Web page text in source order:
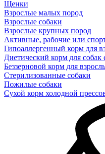
Щенки
Взрослые малых пород
Взрослые собаки
Взрослые крупных пород
Активные, рабочие или
Гипоаллергенный корм для
Диетический корм для
Беззерновой корм для
Стерилизованные собаки
Пожилые собаки
Сухой корм холодной